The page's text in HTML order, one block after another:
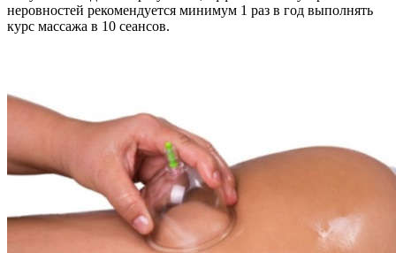
неровностей рекомендуется минимум 1 раз в год выполнять
курс массажа в 10 сеансов.